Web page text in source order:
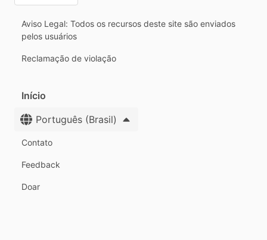
Aviso Legal: Todos os recursos deste site são enviados
pelos usuários
Reclamação de violação
Início
Português (Brasil)
Contato
Feedback
Doar